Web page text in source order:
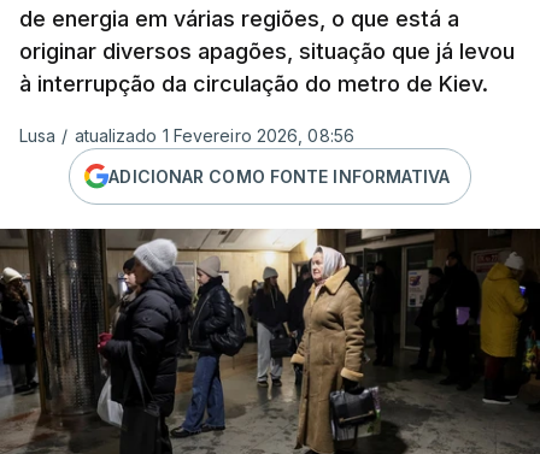
de energia em várias regiões, o que está a
originar diversos apagões, situação que já levou
à interrupção da circulação do metro de Kiev.
Lusa / atualizado 1 Fevereiro 2026, 08:56
ADICIONAR COMO FONTE INFORMATIVA